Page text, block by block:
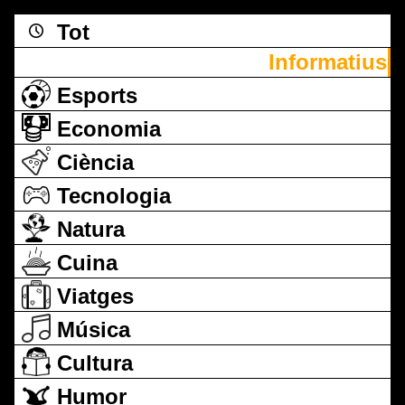
Tot
Informatius
Esports
Economia
Ciència
Tecnologia
Natura
Cuina
Viatges
Música
Cultura
Humor